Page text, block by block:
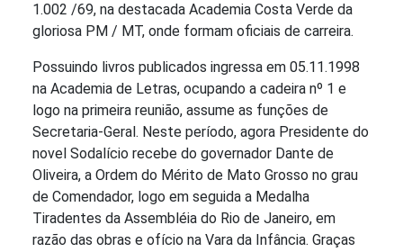
1.002 /69, na destacada Academia Costa Verde da
gloriosa PM / MT, onde formam oficiais de carreira.
Possuindo livros publicados ingressa em 05.11.1998
na Academia de Letras, ocupando a cadeira nº 1 e
logo na primeira reunião, assume as funções de
Secretaria-Geral. Neste período, agora Presidente do
novel Sodalício recebe do governador Dante de
Oliveira, a Ordem do Mérito de Mato Grosso no grau
de Comendador, logo em seguida a Medalha
Tiradentes da Assembléia do Rio de Janeiro, em
razão das obras e ofício na Vara da Infância. Graças